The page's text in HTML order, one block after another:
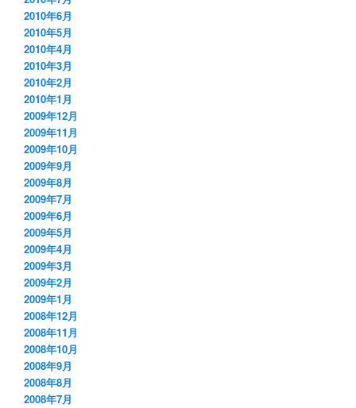
2010年6月
2010年5月
2010年4月
2010年3月
2010年2月
2010年1月
2009年12月
2009年11月
2009年10月
2009年9月
2009年8月
2009年7月
2009年6月
2009年5月
2009年4月
2009年3月
2009年2月
2009年1月
2008年12月
2008年11月
2008年10月
2008年9月
2008年8月
2008年7月